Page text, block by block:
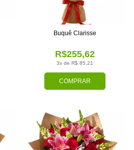
COMPRAR
3x de R$ 85,21
R$255,62
Buquê Clarisse